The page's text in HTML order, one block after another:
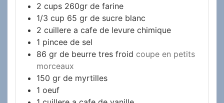
2 cups 260gr de farine
1/3 cup 65 gr de sucre blanc
2 cuillere a cafe de levure chimique
1 pincee de sel
86 gr de beurre tres froid coupe en petits
morceaux
150 gr de myrtilles
1 oeuf